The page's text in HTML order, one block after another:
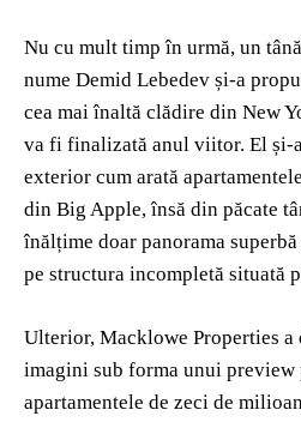
Nu cu mult timp în urmă, un
nume Demid Lebedev și-a
cea mai înaltă clădire din New
va fi finalizată anul viitor. El și-
exterior cum arată
din Big Apple, însă din păcate
înălțime doar panorama
pe structura incompletă situată
Ulterior, Macklowe Properties
imagini sub forma unui preview
apartamentele de zeci de